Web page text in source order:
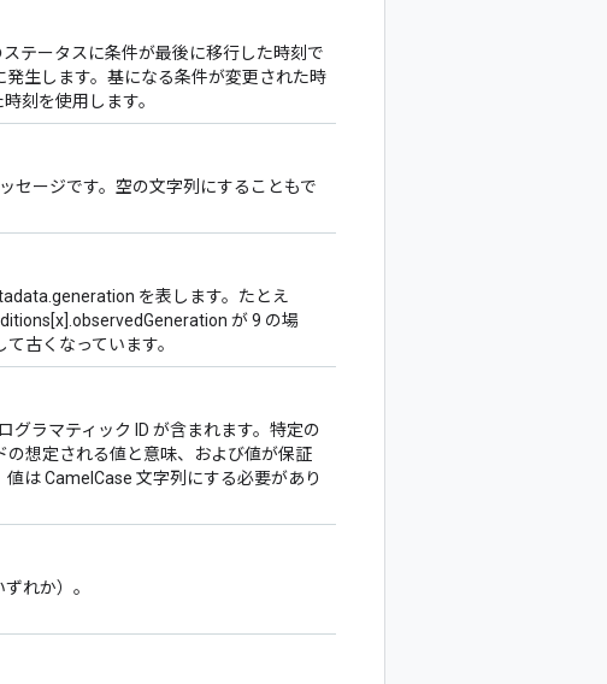
テータスに条件が最後に移行した時刻で
生します。基になる条件が変更された時
刻を使用します。
セージです。空の文字列にすることもで
を表します。たとえ
が 9 の場
古くなっています。
ラマティック ID が含まれます。特定の
想定される値と意味、および値が保証
は CamelCase 文字列にする必要があり
れか）。